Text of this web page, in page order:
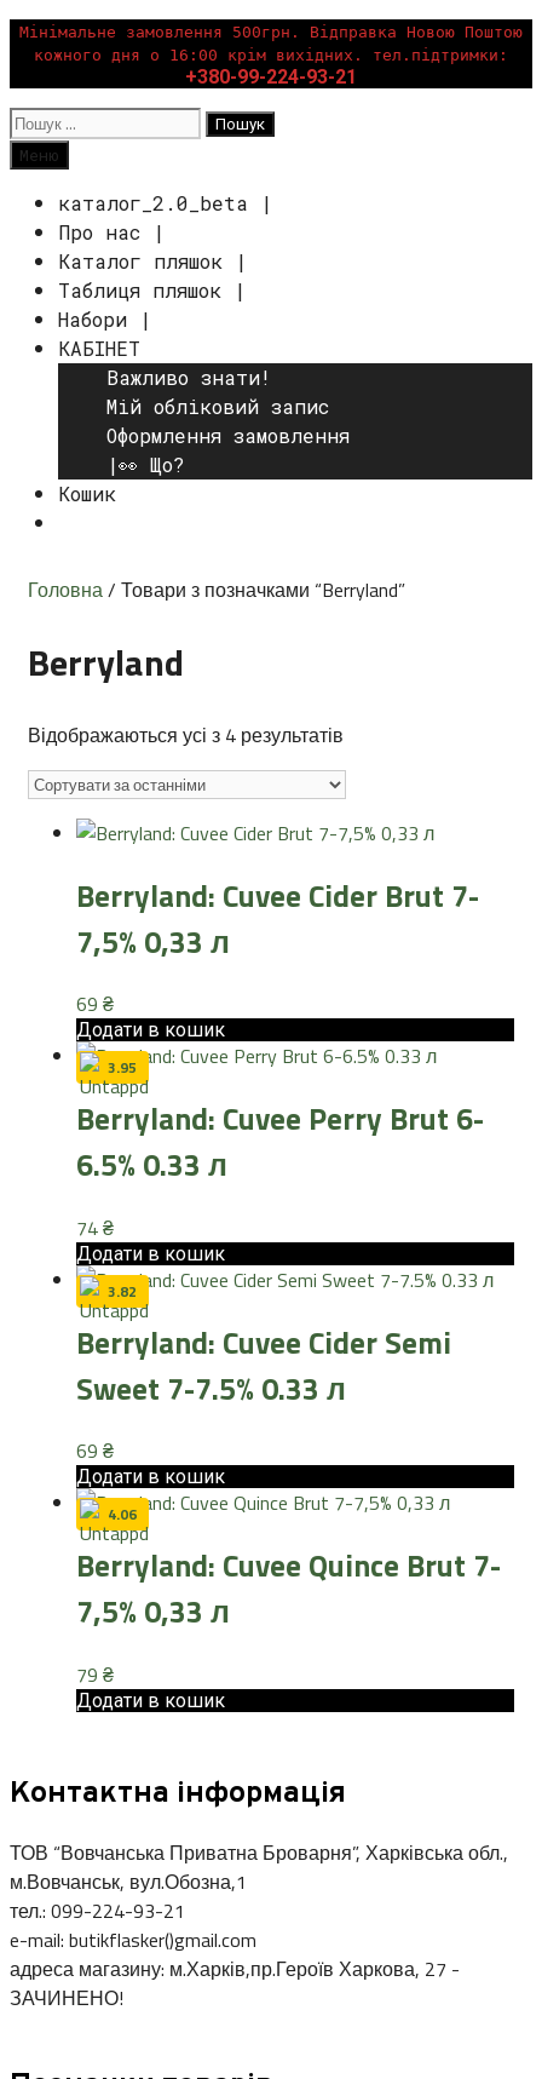
Перейти
вмісту
Мінімальне замовлення 500грн. Відправка Новою Поштою
кожного дня о 16:00 крім вихідних. тел.підтримки:
+380-99-224-93-21
Пошук:
Пошук
Меню
каталог_2.0_beta |
Про нас |
Каталог пляшок |
Таблиця пляшок |
Набори |
КАБІНЕТ
Важливо знати!
Мій обліковий запис
Оформлення замовлення
|👀 Що?
Кошик
Головна/ Товари з позначками “Berryland”
Berryland
Відображаються усі з 4 результатів
latest
Berryland: Cuvee Cider Brut 7-
7,5% 0,33 л
69 ₴
Додати в кошик
3.95
Berryland: Cuvee Perry Brut 6-
6.5% 0.33 л
74₴
Додати в кошик
3.82
Berryland: Cuvee Cider Semi
Sweet 7-7.5% 0.33 л
69 ₴
Додати в кошик
4.06
Berryland: Cuvee Quince Brut 7-
7,5% 0,33 л
79 ₴
Додати в кошик
Контактна інформація
ТОВ “Вовчанська Приватна Броварня”, Харківська обл.,
м.Вовчанськ, вул.Обозна,1
тел.: 099-224-93-21
e-mail: butikflasker()gmail.com
адреса магазину: м.Харків,пр.Героїв Харкова, 27 -
ЗАЧИНЕНО!